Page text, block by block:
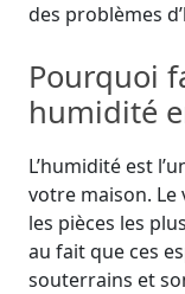
des problèmes
Pourquoi
humidité
L’humidité est
votre maison. Le
les pièces les
au fait que ces
souterrains et